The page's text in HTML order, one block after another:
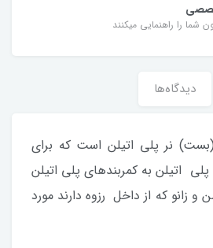
شما را راهنمایی میکنند
دیدگاه‌ها
نر پلی اتیلن است که برای
اتیلن به کمربندهای پلی اتیلن
و زانو که از داخل رزوه دارند مورد